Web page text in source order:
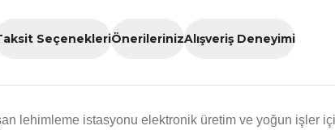
SeçenekleriÖnerilerinizAlışveriş Deneyimi
lehimleme istasyonu elektronik üretim ve yoğun işler